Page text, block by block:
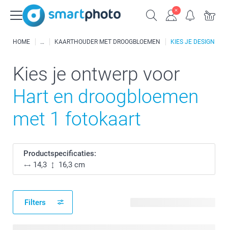
HOME KAARTHOUDER MET DROOGBLOEMEN KIES JE DESIGN
Kies je ontwerp voor
Hart en droogbloemen
met 1 fotokaart
Productspecificaties:
14,3
16,3 cm
Filters